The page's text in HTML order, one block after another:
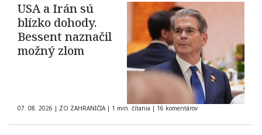
USA a Irán sú
blízko dohody.
Bessent naznačil
možný zlom
07. 08. 2026 | ZO ZAHRANIČIA | 1 min. čítania | 16 komentárov